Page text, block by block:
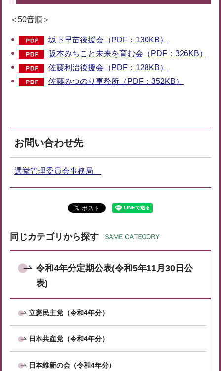
＜50音順＞
坂下早苗後援会（PDF：130KB）
阪本みちこと未来を育む会（PDF：326KB）
佐藤利治後援会（PDF：128KB）
佐藤みつのり事務所（PDF：352KB）
お問い合わせ先
選挙管理委員会事務局
同じカテゴリから探す
令和4年分定期公表(令和5年11月30日公
表)
立憲民主党（令和4年分）
日本共産党（令和4年分）
日本維新の会（令和4年分）